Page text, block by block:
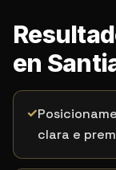
en
✓
clara e